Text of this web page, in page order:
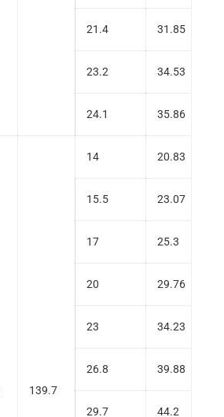
21.4 31.85
23.2 34.53
24.1 35.86
139.7
14 20.83
15.5 23.07
17 25.3
20 29.76
23 34.23
26.8 39.88
29.7 44.2